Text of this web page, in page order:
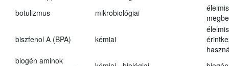
botulizmus
mikrobiológiai
biszfenol A (BPA) kémiai
biogén aminok